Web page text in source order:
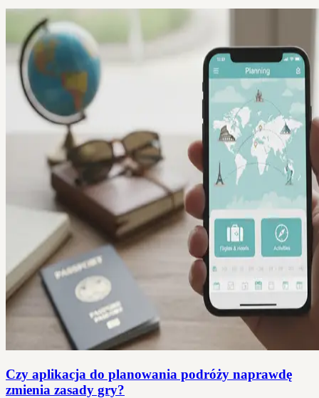
Czy aplikacja do planowania podróży naprawdę
zmienia zasady gry?